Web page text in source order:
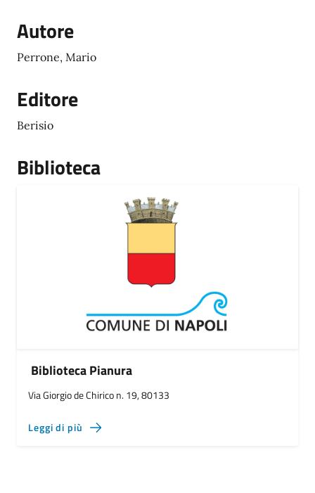
Autore
Perrone, Mario
Editore
Berisio
Biblioteca
Biblioteca Pianura
Via Giorgio de Chirico n. 19, 80133
Leggi di più